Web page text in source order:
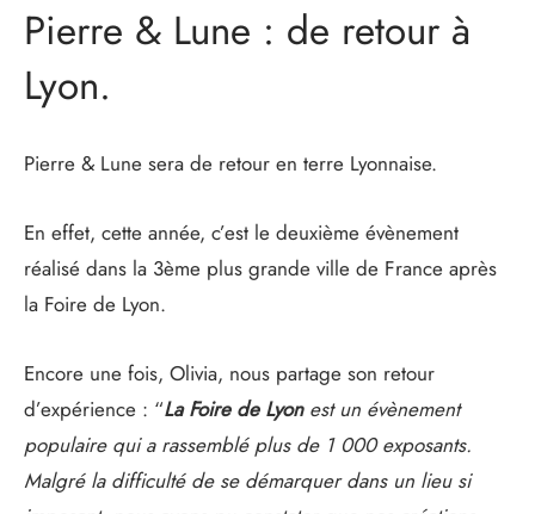
Pierre & Lune : de retour à
Lyon.
Pierre & Lune sera de retour en terre Lyonnaise.
En effet, cette année, c’est le deuxième évènement
réalisé dans la 3ème plus grande ville de France après
la Foire de Lyon.
Encore une fois, Olivia, nous partage son retour
d’expérience : “La Foire de Lyonest un évènement
populaire qui a rassemblé plus de 1 000 exposants.
Malgré la difficulté de se démarquer dans un lieu si